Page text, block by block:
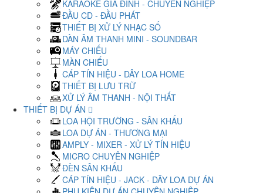
KARAOKE GIA ĐÌNH - CHUYÊN NGHIỆP
ĐẦU CD - ĐẦU PHÁT
THIẾT BỊ XỬ LÝ NHẠC SỐ
DÀN ÂM THANH MINI - SOUNDBAR
MÁY CHIẾU
MÀN CHIẾU
CÁP TÍN HIỆU - DÂY LOA HOME
THIẾT BỊ LƯU TRỮ
XỬ LÝ ÂM THANH - NỘI THẤT
THIẾT BỊ DỰ ÁN
LOA HỘI TRƯỜNG - SÂN KHẤU
LOA DỰ ÁN - THƯƠNG MẠI
AMPLY - MIXER - XỬ LÝ TÍN HIỆU
MICRO CHUYÊN NGHIỆP
ĐÈN SÂN KHẤU
CÁP TÍN HIỆU - JACK - DÂY LOA DỰ ÁN